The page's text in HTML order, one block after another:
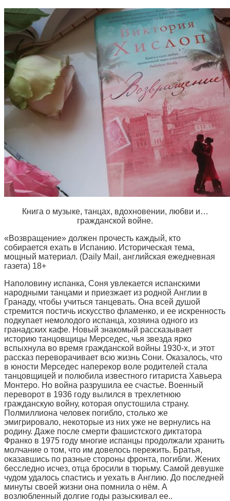
Книга о музыке, танцах, вдохновении, любви и…
гражданской войне.
«Возвращение» должен прочесть каждый, кто
собирается ехать в Испанию. Историческая тема,
мощный материал. (Daily Mail, английская ежедневная
газета) 18+
Наполовину испанка, Соня увлекается испанскими
народными танцами и приезжает из родной Англии в
Гранаду, чтобы учиться танцевать. Она всей душой
стремится постичь искусство фламенко, и ее искренность
подкупает немолодого испанца, хозяина одного из
гранадских кафе. Новый знакомый рассказывает
историю танцовщицы Мерседес, чья звезда ярко
вспыхнула во время гражданской войны 1930-х, и этот
рассказ переворачивает всю жизнь Сони. Оказалось, что
в юности Мерседес наперекор воле родителей стала
танцовщицей и полюбила известного гитариста Хавьера
Монтеро. Но война разрушила ее счастье. Военный
переворот в 1936 году вылился в трехлетнюю
гражданскую войну, которая опустошила страну.
Полмиллиона человек погибло, столько же
эмигрировало, некоторые из них уже не вернулись на
родину. Даже после смерти фашистского диктатора
Франко в 1975 году многие испанцы продолжали хранить
молчание о том, что им довелось пережить. Братья,
оказавшись по разные стороны фронта, погибли. Жених
бесследно исчез, отца бросили в тюрьму. Самой девушке
чудом удалось спастись и уехать в Англию. До последней
минуты своей жизни она помнила о нём. А
возлюбленный долгие годы разыскивал ее..